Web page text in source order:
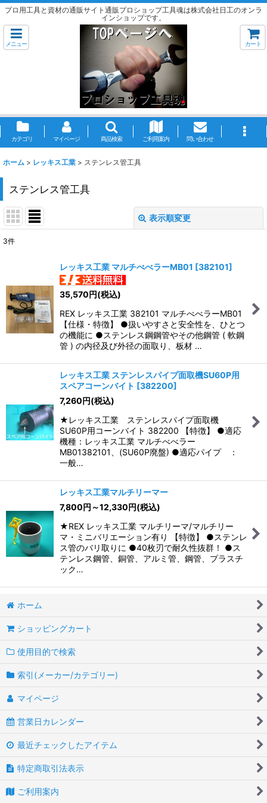
プロ用工具と資材の通販サイト通販プロショップ工具魂は株式会社日工のオンラ
インショップです。
メニュー カート
カテゴリ マイページ 商品検索 ご利用案内 問い合わせ
ホーム > レッキス工業 > ステンレス管工具
ステンレス管工具
表示順変更
並び順:
絞り込む
3件
レッキス工業 マルチべべラーMB01 [382101]
35,570円(税込)
REX レッキス工業 382101 マルチべべラーMB01
【仕様・特徴】 ●扱いやすさと安全性を、ひとつ
の機能に ●ステンレス鋼鋼管やその他鋼管 ( 軟鋼
管 ) の内径及び外径の面取り、板材 …
レッキス工業 ステンレスパイプ面取機SU60P用
スペアコーンバイト [382200]
7,260円(税込)
★レッキス工業 ステンレスパイプ面取機
SU60P用コーンバイト 382200 【特徴】 ●適応
機種：レッキス工業 マルチべべラー
MB01382101、(SU60P廃盤) ●適応パイプ ：
一般…
レッキス工業マルチリーマー
7,800円 ～12,330円(税込)
★REX レッキス工業 マルチリーマ/マルチリー
マ・ミニバリエーション有り 【特徴】 ●ステンレ
ス管のバリ取りに ●40枚刃で耐久性抜群！ ●ス
テンレス鋼管、銅管、アルミ管、鋼管、プラスチ
ック…
ホーム
ショッピングカート
使用目的で検索
索引(メーカー/カテゴリー)
マイページ
営業日カレンダー
最近チェックしたアイテム
特定商取引法表示
ご利用案内